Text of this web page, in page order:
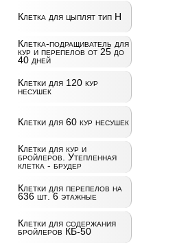
Клетка для цыплят тип Н
Клетка-подращиватель для
кур и перепелов от 25 до
40 дней
Клетки для 120 кур
несушек
Клетки для 60 кур несушек
Клетки для кур и
бройлеров. Утепленная
клетка - брудер
Клетки для перепелов на
636 шт. 6 этажные
Клетки для содержания
бройлеров КБ-50